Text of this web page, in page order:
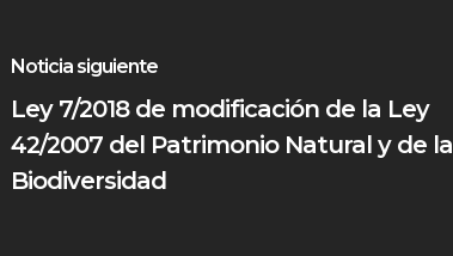
Noticia siguiente
Ley 7/2018 de modificación de la Ley
42/2007 del Patrimonio Natural y de la
Biodiversidad